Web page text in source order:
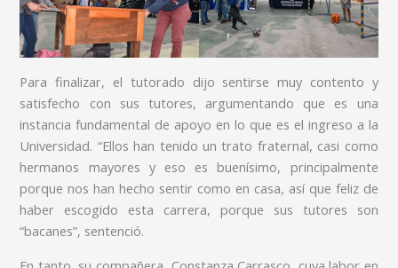
Para finalizar, el tutorado dijo sentirse muy contento y
satisfecho con sus tutores, argumentando que es una
instancia fundamental de apoyo en lo que es el ingreso a la
Universidad. “Ellos han tenido un trato fraternal, casi como
hermanos mayores y eso es buenísimo, principalmente
porque nos han hecho sentir como en casa, así que feliz de
haber escogido esta carrera, porque sus tutores son
“bacanes”, sentenció.